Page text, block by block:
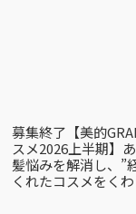
募集終了【美的
スメ2026上半期】
髪悩みを解消し、”
くれたコスメをく